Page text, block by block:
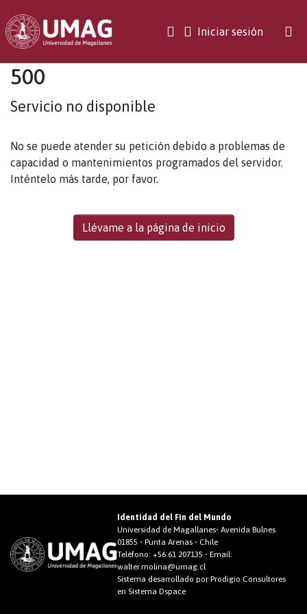
Iniciar sesión(current)
500
Servicio no disponible
No se puede atender su petición debido a problemas de
capacidad o mantenimientos programados del servidor.
Inténtelo más tarde, por favor.
Llévame a la página de inicio
Identidad del Fin del Mundo
Universidad de Magallanes• Avenida Bulnes
01855 • Punta Arenas • Chile
Teléfono:+56 61 207135 • Email:
walter.molina@umag.cl
Sistema desarrollado por Prodigio Consultores
en Sistema Dspace